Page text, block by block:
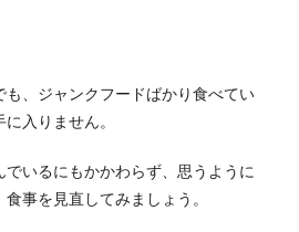
も、ジャンクフードばかり食べてい
入りません。
いるにもかかわらず、思うように
事を見直してみましょう。